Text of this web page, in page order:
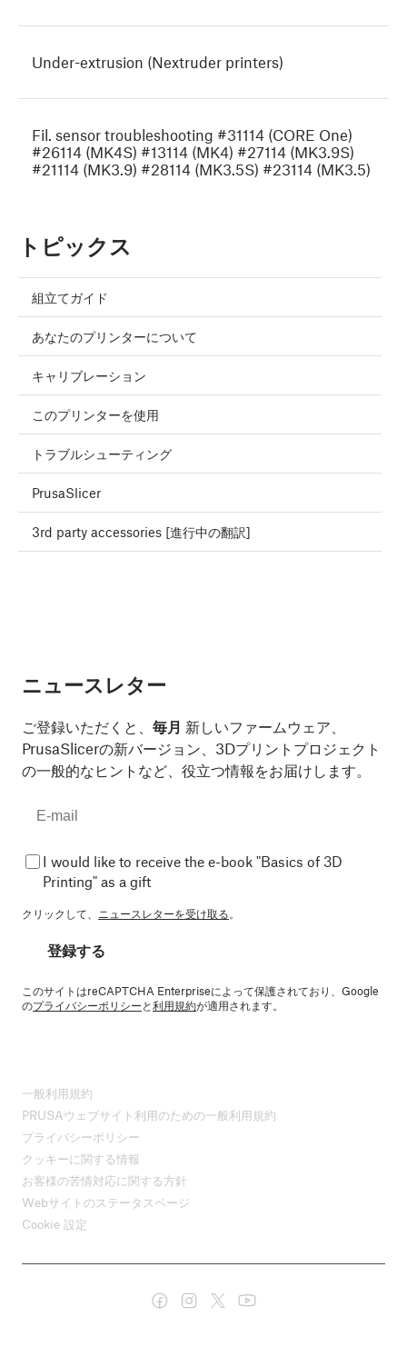
Under-extrusion (Nextruder printers)
Fil. sensor troubleshooting #31114 (CORE One)
#26114 (MK4S) #13114 (MK4) #27114 (MK3.9S)
#21114 (MK3.9) #28114 (MK3.5S) #23114 (MK3.5)
トピックス
組立てガイド
あなたのプリンターについて
キャリブレーション
このプリンターを使用
トラブルシューティング
PrusaSlicer
3rd party accessories [進行中の翻訳]
ニュースレター
ご登録いただくと、 毎月 新しいファームウェア、
PrusaSlicerの新バージョン、3Dプリントプロジェクト
の一般的なヒントなど、役立つ情報をお届けします。
I would like to receive the e-book "Basics of 3D
Printing" as a gift
クリックして、 ニュースレターを受け取る。
登録する
このサイトはreCAPTCHA Enterpriseによって保護されており、Google
のプライバシーポリシーと利用規約が適用されます。
一般利用規約
PRUSAウェブサイト利用のための一般利用規約
プライバシーポリシー
クッキーに関する情報
お客様の苦情対応に関する方針
Webサイトのステータスページ
Cookie 設定